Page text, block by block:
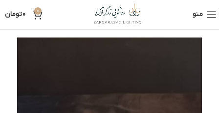
منو 0
0تومان